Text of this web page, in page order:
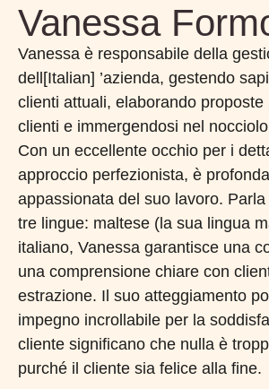
Vanessa
Vanessa è responsabile della
dell[Italian] ’azienda, gestendo
clienti attuali, elaborando proposte
clienti e immergendosi nel
Con un eccellente occhio per i
approccio perfezionista, è
appassionata del suo lavoro.
tre lingue: maltese (la sua lingua
italiano, Vanessa garantisce una
una comprensione chiare con
estrazione. Il suo atteggiamento
impegno incrollabile per la
cliente significano che nulla è
purché il cliente sia felice alla fine.